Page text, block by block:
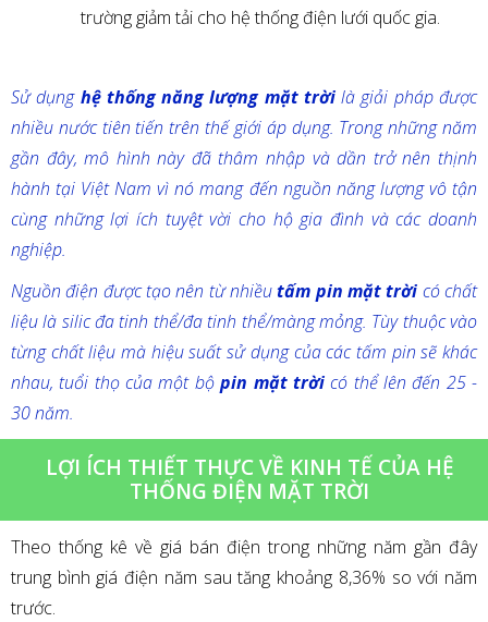
trường giảm tải cho hệ thống điện lưới quốc gia.
Sử dụng hệ thống năng lượng mặt trờilà giải pháp được
nhiều nước tiên tiến trên thế giới áp dụng. Trong những năm
gần đây, mô hình này đã thâm nhập và dần trở nên thịnh
hành tại Việt Nam vì nó mang đến nguồn năng lượng vô tận
cùng những lợi ích tuyệt vời cho hộ gia đình và các doanh
nghiệp.
Nguồn điện được tạo nên từ nhiềutấm pin mặt trời có chất
liệu là silic đa tinh thể/đa tinh thể/màng mỏng. Tùy thuộc vào
từng chất liệu mà hiệu suất sử dụng của các tấm pin sẽ khác
nhau, tuổi thọ của một bộpin mặt trờicó thể lên đến 25 -
30 năm.
LỢI ÍCH THIẾT THỰC VỀ KINH TẾ CỦA HỆ
THỐNG ĐIỆN MẶT TRỜI
Theo thống kê về giá bán điện trong những năm gần đây
trung bình giá điện năm sau tăng khoảng 8,36% so với năm
trước.